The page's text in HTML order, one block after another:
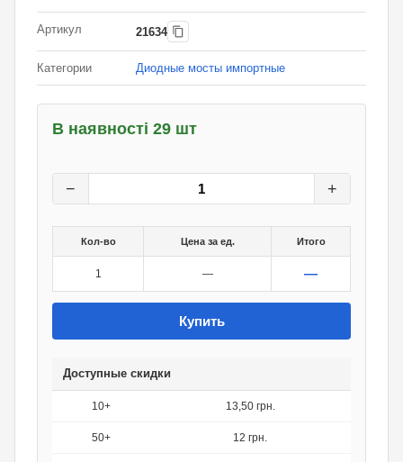
Артикул 21634
Категории Диодные мосты импортные
В наявності 29 шт
− +
Кол-во Цена за ед. Итого
1 — —
Купить
Доступные скидки
10+ 13,50 грн.
50+ 12 грн.